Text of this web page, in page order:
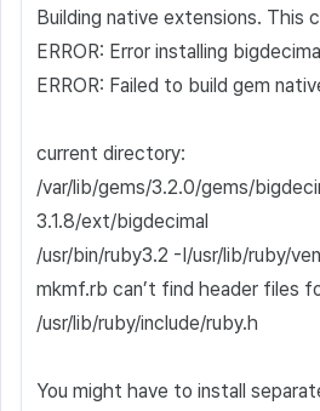
Building native extensions. This
ERROR: Error installing
ERROR: Failed to build gem
current directory:
/var/lib/gems/3.2.0/gems/
3.1.8/ext/bigdecimal
/usr/bin/ruby3.2 -I/usr/lib/ruby/
mkmf.rb can’t find header files
/usr/lib/ruby/include/ruby.h
You might have to install